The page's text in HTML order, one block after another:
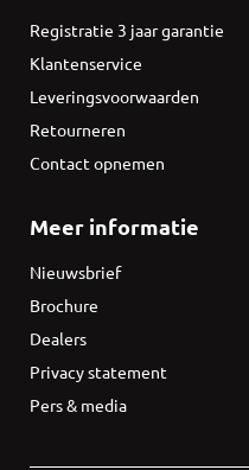
Registratie 3 jaar garantie
Klantenservice
Leveringsvoorwaarden
Retourneren
Contact opnemen
Meer informatie
Nieuwsbrief
Brochure
Dealers
Privacy statement
Pers & media